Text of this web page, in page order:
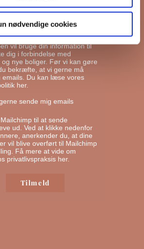
nødvendige cookies
vil bruge din information til
dig i forbindelse med
og nye boliger. Før vi kan gøre
bekræfte, at vi gerne må
emails. Du kan læse vores
her.
sende mig emails
til at sende
ud. Ved at klikke nedenfor
anerkender du, at dine
vil blive overført til Mailchimp
Få mere at vide om
privatlivspraksis her.